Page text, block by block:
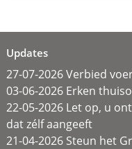
Updates
27-07-2026 Verbied
03-06-2026 Erken
22-05-2026 Let op, u
dat zélf aangeeft
21-04-2026 Steun het